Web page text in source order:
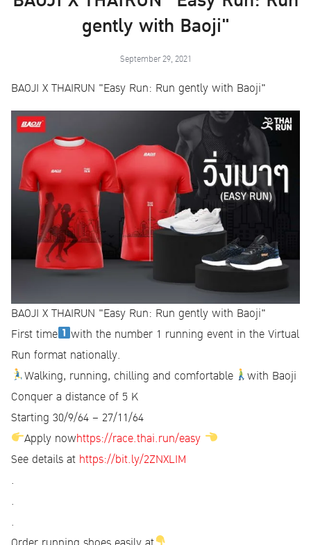
gently with Baoji"
September 29, 2021
BAOJI X THAIRUN "Easy Run: Run gently with Baoji"
BAOJI X THAIRUN "Easy Run: Run gently with Baoji"
First time
with the number 1 running event in the Virtual
Run format nationally.
Walking, running, chilling and comfortable
with Baoji
Conquer a distance of 5 K
Starting 30/9/64 – 27/11/64
Apply nowhttps://race.thai.run/easy
See details at https://bit.ly/2ZNXLIM
.
.
.